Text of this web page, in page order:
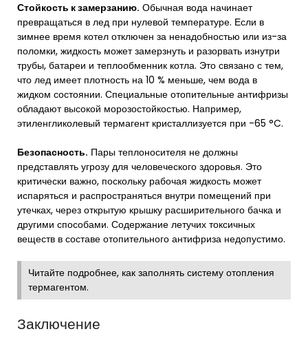
Стойкость к замерзанию. Обычная вода начинает
превращаться в лед при нулевой температуре. Если в
зимнее время котел отключен за ненадобностью или из-за
поломки, жидкость может замерзнуть и разорвать изнутри
трубы, батареи и теплообменник котла. Это связано с тем,
что лед имеет плотность на 10 % меньше, чем вода в
жидком состоянии. Специальные отопительные антифризы
обладают высокой морозостойкостью. Например,
этиленгликолевый термагент кристаллизуется при -65 °C.
Безопасность. Пары теплоносителя не должны
представлять угрозу для человеческого здоровья. Это
критически важно, поскольку рабочая жидкость может
испаряться и распространяться внутри помещений при
утечках, через открытую крышку расширительного бачка и
другими способами. Содержание летучих токсичных
веществ в составе отопительного антифриза недопустимо.
Читайте подробнее, как заполнять систему отопления
термагентом.
Заключение